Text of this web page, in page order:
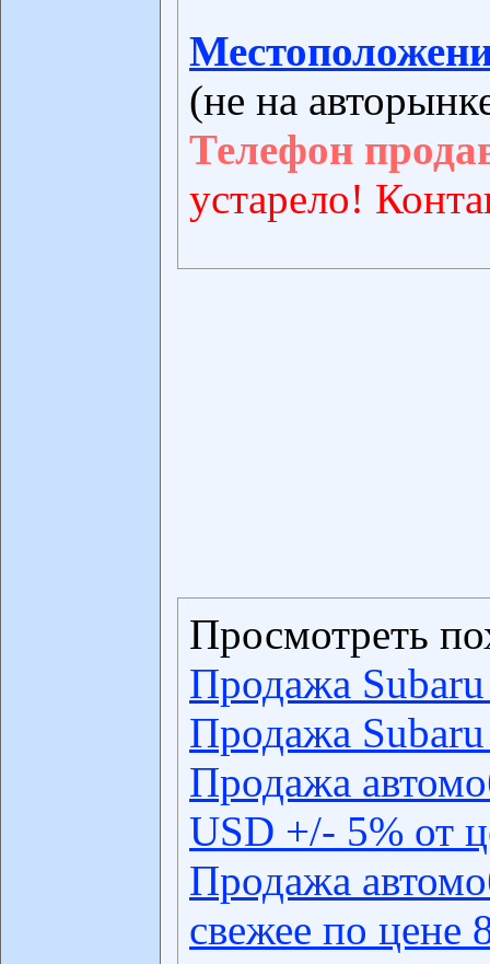
(не на
Телефон
устарело!
Просмотреть
Продажа
Продажа
Продажа
USD +/- 5% от
Продажа
свежее по цене